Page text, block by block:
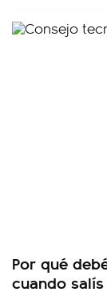
Por qué
cuando